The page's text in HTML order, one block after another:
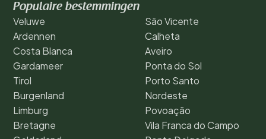
Populaire bestemmingen
Veluwe
Ardennen
Costa Blanca
Gardameer
Tirol
Burgenland
Limburg
Bretagne
São Vicente
Calheta
Aveiro
Ponta do Sol
Porto Santo
Nordeste
Povoação
Vila Franca do Campo